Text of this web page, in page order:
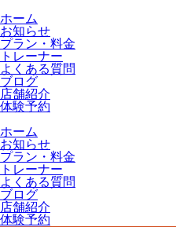
ホーム
お知らせ
プラン・料金
トレーナー
よくある質問
ブログ
店舗紹介
体験予約
ホーム
お知らせ
プラン・料金
トレーナー
よくある質問
ブログ
店舗紹介
体験予約